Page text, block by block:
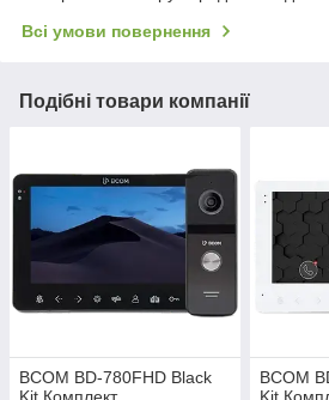
Всі умови повернення
Подібні товари компанії
BCOM BD-780FHD Black
BCOM